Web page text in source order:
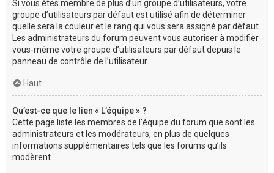
Si vous êtes membre de plus d’un groupe d’utilisateurs, votre
groupe d’utilisateurs par défaut est utilisé afin de déterminer
quelle sera la couleur et le rang qui vous sera assigné par défaut.
Les administrateurs du forum peuvent vous autoriser à modifier
vous-même votre groupe d’utilisateurs par défaut depuis le
panneau de contrôle de l’utilisateur.
Haut
Qu’est-ce que le lien « L’équipe » ?
Cette page liste les membres de l’équipe du forum que sont les
administrateurs et les modérateurs, en plus de quelques
informations supplémentaires tels que les forums qu’ils
modèrent.